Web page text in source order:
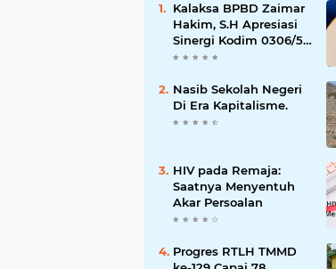
Kalaksa BPBD Zaimar
Hakim, S.H Apresiasi
Sinergi Kodim 0306/50
Kota dalam
dan Penanganan
Bencana
Nasib Sekolah Negeri
Di Era Kapitalisme.
HIV pada Remaja:
Saatnya Menyentuh
Akar Persoalan
Progres RTLH TMMD